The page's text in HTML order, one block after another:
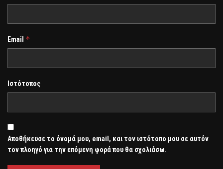
Email *
Ιστότοπος
Αποθήκευσε το όνομά μου, email, και τον ιστότοπο μου σε αυτόν
τον πλοηγό για την επόμενη φορά που θα σχολιάσω.